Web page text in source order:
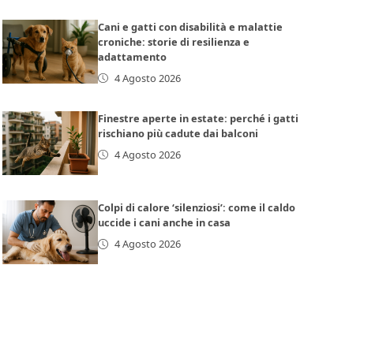
Cani e gatti con disabilità e malattie
croniche: storie di resilienza e
adattamento
4 Agosto 2026
Finestre aperte in estate: perché i gatti
rischiano più cadute dai balconi
4 Agosto 2026
Colpi di calore ‘silenziosi’: come il caldo
uccide i cani anche in casa
4 Agosto 2026